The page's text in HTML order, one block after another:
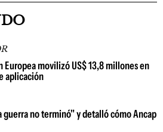
Europea movilizó US$ 13,8 millones en
aplicación
guerra no terminó" y detalló cómo Ancap